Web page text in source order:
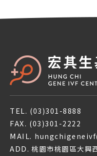
TEL. (03)301-8888
FAX. (03)301-2222
MAIL.
ADD. 桃園市桃園區大興